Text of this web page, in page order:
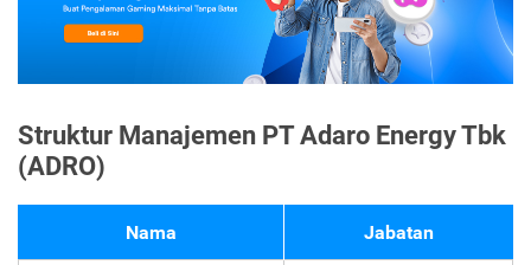
Struktur Manajemen PT Adaro Energy Tbk
(ADRO)
Nama Jabatan